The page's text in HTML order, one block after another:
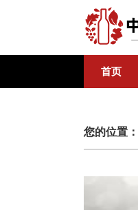
首页
您的位置：